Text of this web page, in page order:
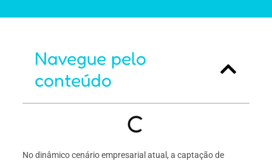
Navegue pelo
conteúdo
No dinâmico cenário empresarial atual, a captação de